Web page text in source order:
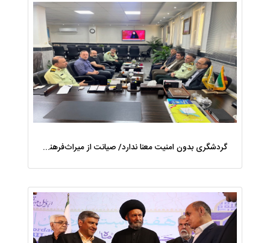
گردشگری بدون امنیت معنا ندارد/ صیانت از میراث‌فرهنگی مسئولیتی همگانی است